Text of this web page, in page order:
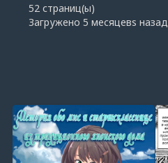
52 страниц(ы)
Загружено 5 месяцевs назад